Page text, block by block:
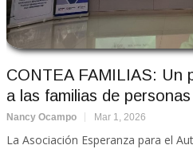
CONTEA FAMILIAS: Un
a las familias de
Nancy Ocampo Mar 1, 2026
La Asociación Esperanza para el